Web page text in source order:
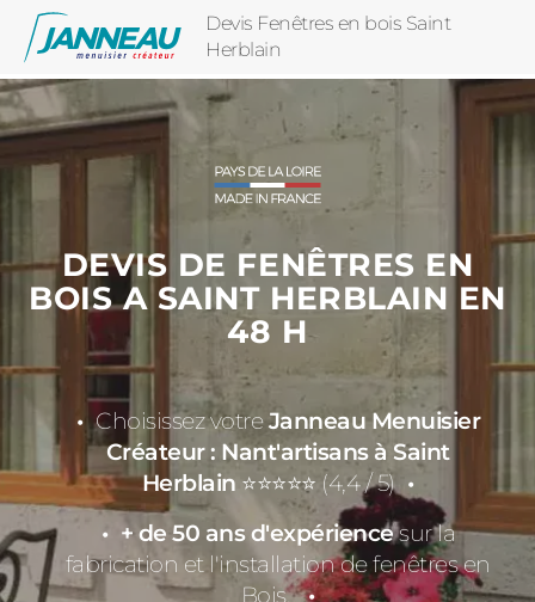
Devis Fenêtres en bois Saint
Herblain
DEVIS DE FENÊTRES EN
BOIS A SAINT HERBLAIN EN
48 H
Choisissez votreJanneau Menuisier
Créateur : Nant'artisans à Saint
Herblain ⭐⭐⭐⭐⭐ (4,4 / 5)
+ de 50 ans d'expériencesur la
fabrication et l'installation de fenêtres en
Bois.